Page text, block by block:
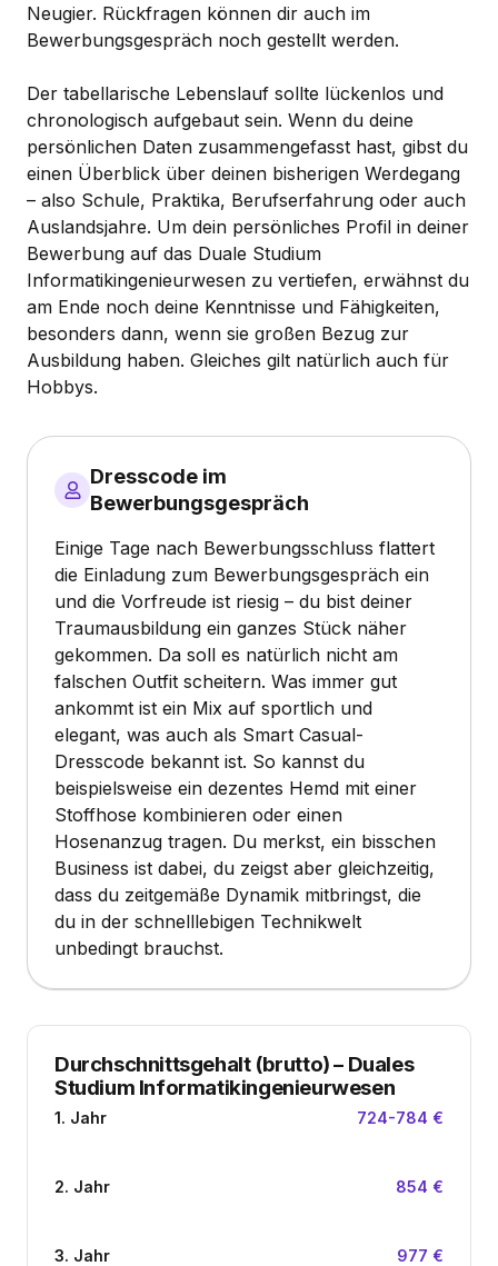
Neugier. Rückfragen können dir auch im
Bewerbungsgespräch noch gestellt werden.
Der tabellarische Lebenslauf sollte lückenlos und
chronologisch aufgebaut sein. Wenn du deine
persönlichen Daten zusammengefasst hast, gibst du
einen Überblick über deinen bisherigen Werdegang
– also Schule, Praktika, Berufserfahrung oder auch
Auslandsjahre. Um dein persönliches Profil in deiner
Bewerbung auf das Duale Studium
Informatikingenieurwesen zu vertiefen, erwähnst du
am Ende noch deine Kenntnisse und Fähigkeiten,
besonders dann, wenn sie großen Bezug zur
Ausbildung haben. Gleiches gilt natürlich auch für
Hobbys.
Dresscode im
Bewerbungsgespräch
Einige Tage nach Bewerbungsschluss flattert
die Einladung zum Bewerbungsgespräch ein
und die Vorfreude ist riesig – du bist deiner
Traumausbildung ein ganzes Stück näher
gekommen. Da soll es natürlich nicht am
falschen Outfit scheitern. Was immer gut
ankommt ist ein Mix auf sportlich und
elegant, was auch als Smart Casual-
Dresscode bekannt ist. So kannst du
beispielsweise ein dezentes Hemd mit einer
Stoffhose kombinieren oder einen
Hosenanzug tragen. Du merkst, ein bisschen
Business ist dabei, du zeigst aber gleichzeitig,
dass du zeitgemäße Dynamik mitbringst, die
du in der schnelllebigen Technikwelt
unbedingt brauchst.
Durchschnittsgehalt (brutto)– Duales
Studium Informatikingenieurwesen
1. Jahr 724-784 €
2. Jahr 854 €
3. Jahr 977 €